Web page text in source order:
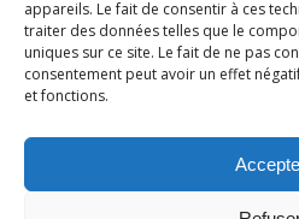
appareils. Le fait de consentir à ces
traiter des données telles que le
uniques sur ce site. Le fait de ne pas
consentement peut avoir un effet
et fonctions.